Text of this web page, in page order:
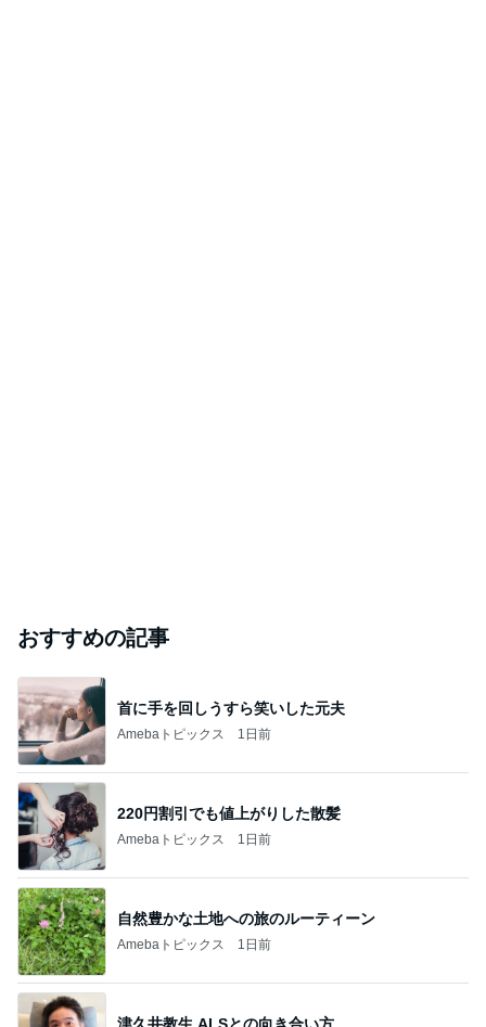
おすすめの記事
首に手を回しうすら笑いした元夫
Amebaトピックス 1日前
220円割引でも値上がりした散髪
Amebaトピックス 1日前
自然豊かな土地への旅のルーティーン
Amebaトピックス 1日前
津久井教生 ALSとの向き合い方